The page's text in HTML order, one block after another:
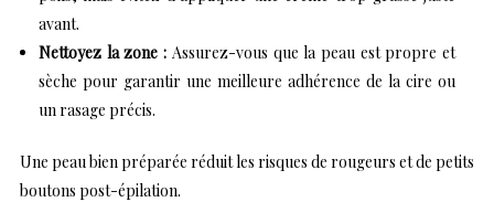
avant.
Nettoyez la zone : Assurez-vous que la peau est propre et
sèche pour garantir une meilleure adhérence de la cire ou
un rasage précis.
Une peau bien préparée réduit les risques de rougeurs et de petits
boutons post-épilation.